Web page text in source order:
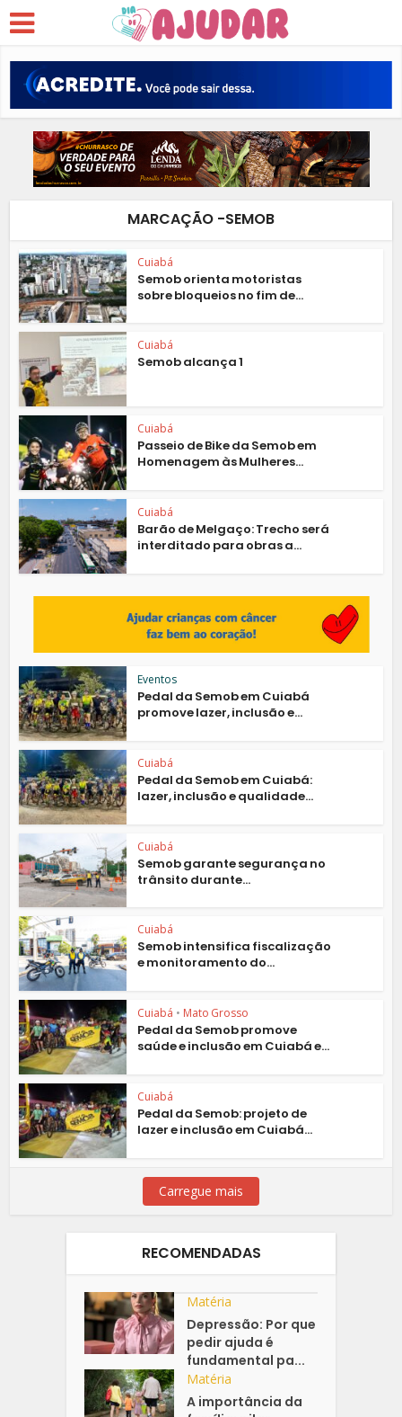
MARCAÇÃO -SEMOB
Cuiabá
Semob orienta motoristas
sobre bloqueios no fim de...
Cuiabá
Semob alcança 1
Cuiabá
Passeio de Bike da Semob em
Homenagem às Mulheres...
Cuiabá
Barão de Melgaço: Trecho será
interditado para obras a...
Eventos
Pedal da Semob em Cuiabá
promove lazer, inclusão e...
Cuiabá
Pedal da Semob em Cuiabá:
lazer, inclusão e qualidade...
Cuiabá
Semob garante segurança no
trânsito durante...
Cuiabá
Semob intensifica fiscalização
e monitoramento do...
Cuiabá • Mato Grosso
Pedal da Semob promove
saúde e inclusão em Cuiabá e...
Cuiabá
Pedal da Semob: projeto de
lazer e inclusão em Cuiabá...
Carregue mais
RECOMENDADAS
Matéria
Depressão: Por que
pedir ajuda é
fundamental pa...
Matéria
A importância da